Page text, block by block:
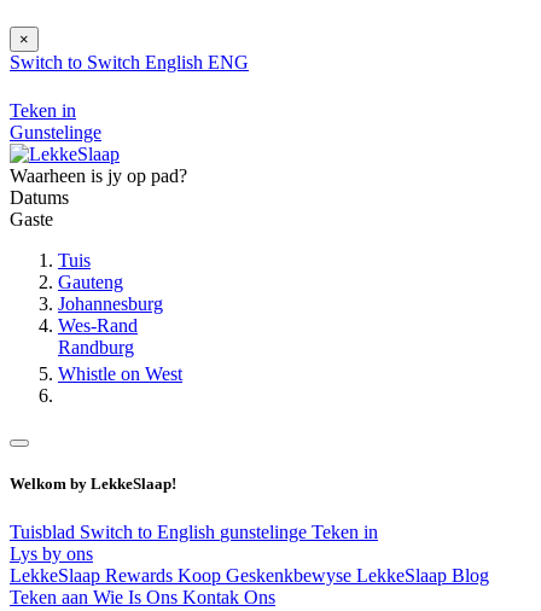
×
Switch to Switch English ENG
Teken in
Gunstelinge
Waarheen is jy op pad?
Datums
Gaste
Tuis
Gauteng
Johannesburg
Wes-Rand
Randburg
Whistle on West
Welkom by LekkeSlaap!
Tuisblad Switch to English gunstelinge Teken in
Lys by ons
LekkeSlaap Rewards Koop Geskenkbewyse LekkeSlaap Blog
Teken aan Wie Is Ons Kontak Ons